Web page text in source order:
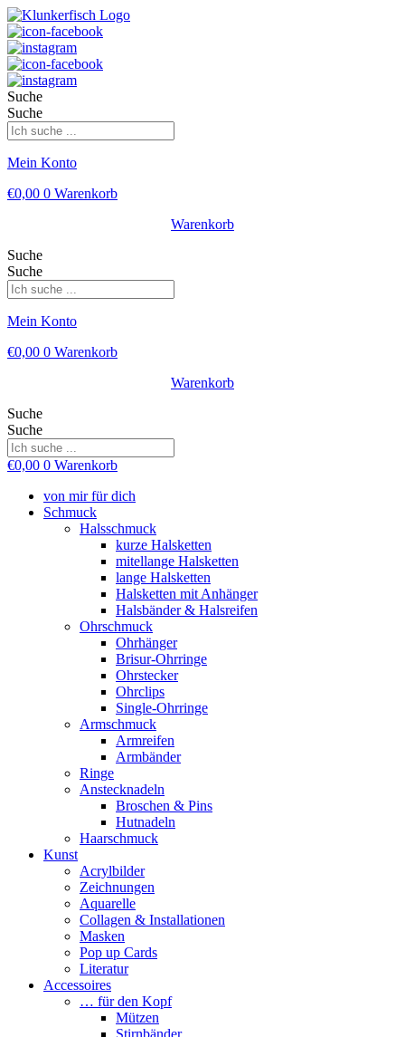
Suche
Suche
Mein Konto
€0,00 0 Warenkorb
Warenkorb
Suche
Suche
Mein Konto
€0,00 0 Warenkorb
Warenkorb
Suche
Suche
€0,00 0 Warenkorb
von mir für dich
Schmuck
Halsschmuck
kurze Halsketten
mitellange Halsketten
lange Halsketten
Halsketten mit Anhänger
Halsbänder & Halsreifen
Ohrschmuck
Ohrhänger
Brisur-Ohrringe
Ohrstecker
Ohrclips
Single-Ohrringe
Armschmuck
Armreifen
Armbänder
Ringe
Anstecknadeln
Broschen & Pins
Hutnadeln
Haarschmuck
Kunst
Acrylbilder
Zeichnungen
Aquarelle
Collagen & Installationen
Masken
Pop up Cards
Literatur
Accessoires
… für den Kopf
Mützen
Stirnbänder